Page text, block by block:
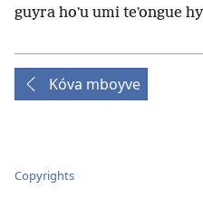
guyra hoʼu umi teʼongue
Kóva mboyve
Copyrights